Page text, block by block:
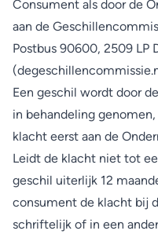
Consument als door de
aan de
Postbus 90600, 2509 LP
(
Een geschil wordt door
in behandeling
klacht eerst aan de
Leidt de klacht niet tot
geschil uiterlijk 12
consument de klacht bij
schriftelijk of in een